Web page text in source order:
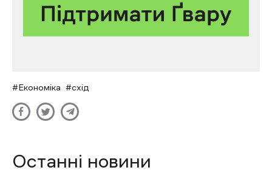
Економіка схід
Останні новини